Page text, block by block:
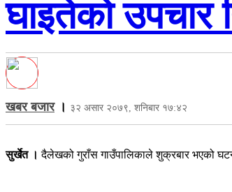
घाइतेको उपचार
खबर बजार। ३२ असार २०७९, शनिबार १७:४२
सुर्खेत । दैलेखको गुराँस गाउँपालिकाले शुक्रबार भएको